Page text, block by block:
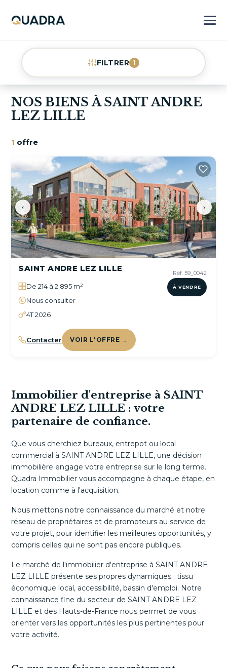
FILTRER 1
NOS BIENS À SAINT ANDRE
LEZ LILLE
1 offre
‹ ›
Réf. 59_0042
À VENDRE
SAINT ANDRE LEZ LILLE
De 214 à 2 895 m²
Nous consulter
4T 2026
Contacter VOIR L'OFFRE →
Immobilier d'entreprise à SAINT
ANDRE LEZ LILLE : votre
partenaire de confiance.
Que vous cherchiez bureaux, entrepot ou local
commercial à SAINT ANDRE LEZ LILLE, une décision
immobilière engage votre entreprise sur le long terme.
Quadra Immobilier vous accompagne à chaque étape, en
location comme à l'acquisition.
Nous mettons notre connaissance du marché et notre
réseau de propriétaires et de promoteurs au service de
votre projet, pour identifier les meilleures opportunités, y
compris celles qui ne sont pas encore publiques.
Le marché de l'immobilier d'entreprise à SAINT ANDRE
LEZ LILLE présente ses propres dynamiques : tissu
économique local, accessibilité, bassin d'emploi. Notre
connaissance fine du secteur de SAINT ANDRE LEZ
LILLE et des Hauts-de-France nous permet de vous
orienter vers les opportunités les plus pertinentes pour
votre activité.